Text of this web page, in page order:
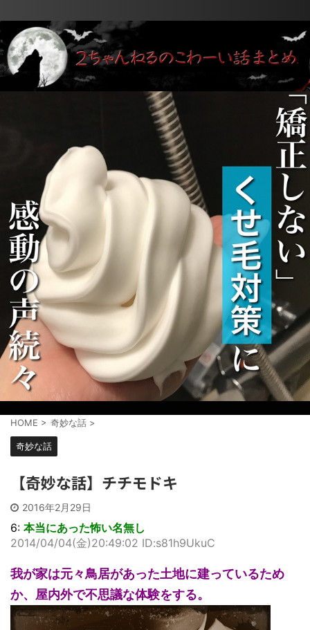
HOME > 奇妙な話 >
奇妙な話
【奇妙な話】チチモドキ
2016年2月29日
6: 本当にあった怖い名無し
2014/04/04(金)20:49:02 ID:s81h9UkuC
我が家は元々鳥居があった土地に建っているため
か、屋内外で不思議な体験をする。